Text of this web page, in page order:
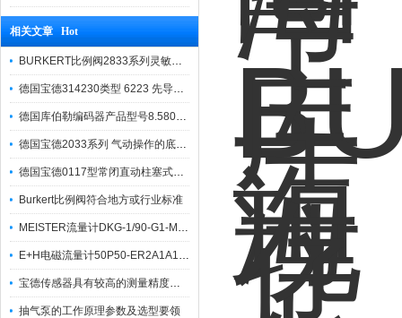
相关文章 Hot
BURKERT比例阀2833系列灵敏度高，调节性好
德国宝德314230类型 6223 先导式二位二通比例阀
德国库伯勒编码器产品型号8.5800.1263.5000详细介绍
德国宝德2033系列 气动操作的底部排放阀
德国宝德0117型常闭直动柱塞式电磁阀
Burkert比例阀符合地方或行业标准
MEISTER流量计DKG-1/90-G1-MS产品描述及应用
E+H电磁流量计50P50-ER2A1A10AAAA技术参数
宝德传感器具有较高的测量精度和稳定性
抽气泵的工作原理参数及选型要领